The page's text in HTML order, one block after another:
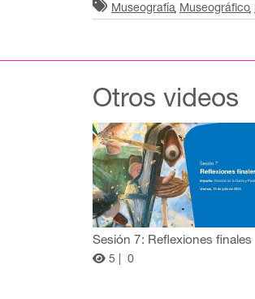
Museografía Museográfico
Otros videos
Sesión 7: Reflexiones finales
5 | 0